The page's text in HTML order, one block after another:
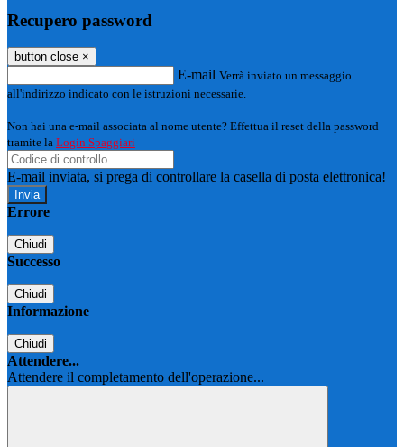
Recupero password
button close ×
E-mail Verrà inviato un messaggio
all'indirizzo indicato con le istruzioni necessarie.
Non hai una e-mail associata al nome utente? Effettua il reset della password
tramite la Login Spaggiari
E-mail inviata, si prega di controllare la casella di posta elettronica!
Errore
Chiudi
Successo
Chiudi
Informazione
Chiudi
Attendere...
Attendere il completamento dell'operazione...